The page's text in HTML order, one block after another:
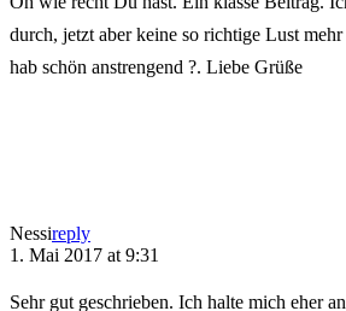
durch, jetzt aber keine so richtige Lust
hab schön anstrengend ?. Liebe Grüße
Nessireply
1. Mai 2017 at 9:31
Sehr gut geschrieben. Ich halte mich eher